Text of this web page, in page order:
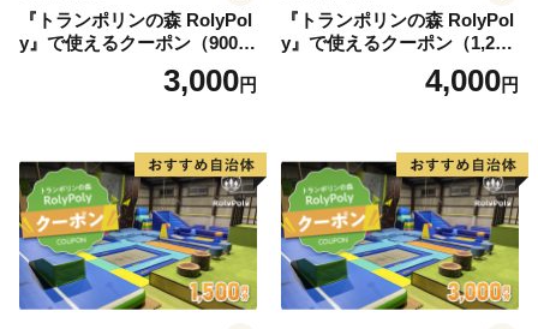
『トランポリンの森 RolyPol
y』で使えるクーポン（900
3,000円
『トランポリンの森 RolyPol
y』で使えるクーポン（1,200
4,000円